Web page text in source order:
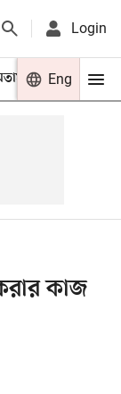
Login
খেলা
Eng
কাজ